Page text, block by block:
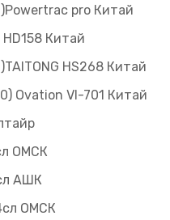
prо Китай
Китай
HS268 Китай
Ovation VI-701 Китай
ОМСК
АШК
ОМСК